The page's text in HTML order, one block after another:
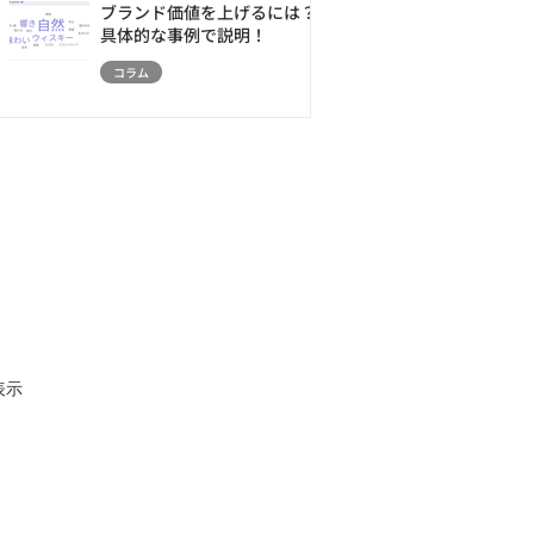
示
ブランド価値を上げるには？
具体的な事例で説明！
コラム